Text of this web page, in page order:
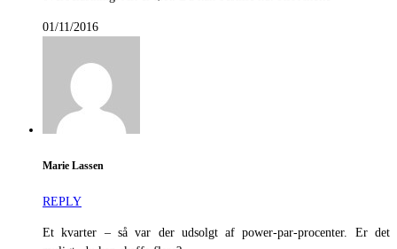
01/11/2016
Marie Lassen
REPLY
Et kvarter – så var der udsolgt af power-par-procenter. Er det